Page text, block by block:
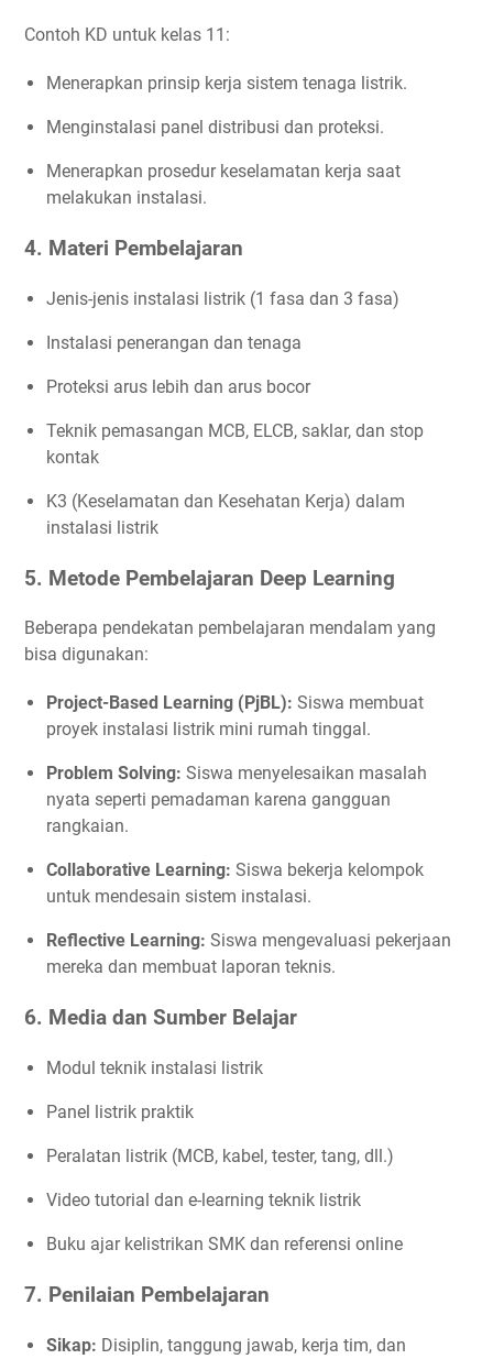
Contoh KD untuk kelas 11:
Menerapkan prinsip kerja sistem tenaga listrik.
Menginstalasi panel distribusi dan proteksi.
Menerapkan prosedur keselamatan kerja saat
melakukan instalasi.
4. Materi Pembelajaran
Jenis-jenis instalasi listrik (1 fasa dan 3 fasa)
Instalasi penerangan dan tenaga
Proteksi arus lebih dan arus bocor
Teknik pemasangan MCB, ELCB, saklar, dan stop
kontak
K3 (Keselamatan dan Kesehatan Kerja) dalam
instalasi listrik
5. Metode Pembelajaran Deep Learning
Beberapa pendekatan pembelajaran mendalam yang
bisa digunakan:
Project-Based Learning (PjBL): Siswa membuat
proyek instalasi listrik mini rumah tinggal.
Problem Solving: Siswa menyelesaikan masalah
nyata seperti pemadaman karena gangguan
rangkaian.
Collaborative Learning: Siswa bekerja kelompok
untuk mendesain sistem instalasi.
Reflective Learning: Siswa mengevaluasi pekerjaan
mereka dan membuat laporan teknis.
6. Media dan Sumber Belajar
Modul teknik instalasi listrik
Panel listrik praktik
Peralatan listrik (MCB, kabel, tester, tang, dll.)
Video tutorial dan e-learning teknik listrik
Buku ajar kelistrikan SMK dan referensi online
7. Penilaian Pembelajaran
Sikap: Disiplin, tanggung jawab, kerja tim, dan